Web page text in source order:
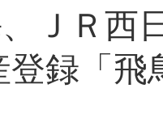
ＪＲ西
登録「